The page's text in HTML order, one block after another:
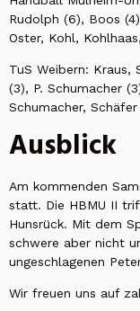
Rudolph (6), Boos
Oster, Kohl,
TuS Weibern: Kraus,
(3), P. Schumacher
Schumacher,
Ausblick
Am kommenden
statt. Die HBMU II
Hunsrück. Mit dem
schwere aber nicht
ungeschlagenen
Wir freuen uns auf